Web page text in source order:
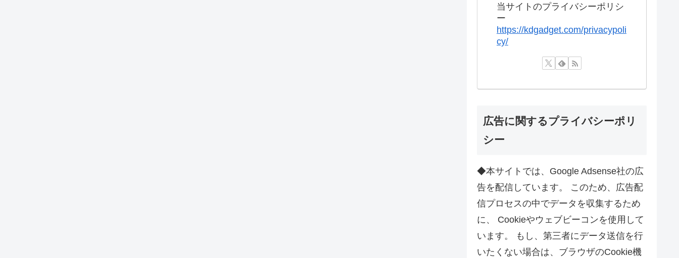
当サイトのプライバシーポリシ
ー
https://kdgadget.com/privacypoli
cy/
広告に関するプライバシーポリ
シー
◆本サイトでは、Google Adsense社の広
告を配信しています。 このため、広告配
信プロセスの中でデータを収集するため
に、 Cookieやウェブビーコンを使用して
います。 もし、第三者にデータ送信を行
いたくない場合は、ブラウザのCookie機